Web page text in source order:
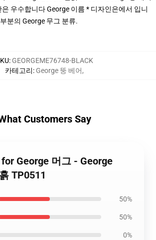
우수합니다 George 이름 * 디자인은에서 입니
분의 George 무그 분류.
: GEORGEME76748-BLACK
카테고리: George 뚱 베어,
Customers Say
George 머그 - George
TP0511
50%
50%
0%